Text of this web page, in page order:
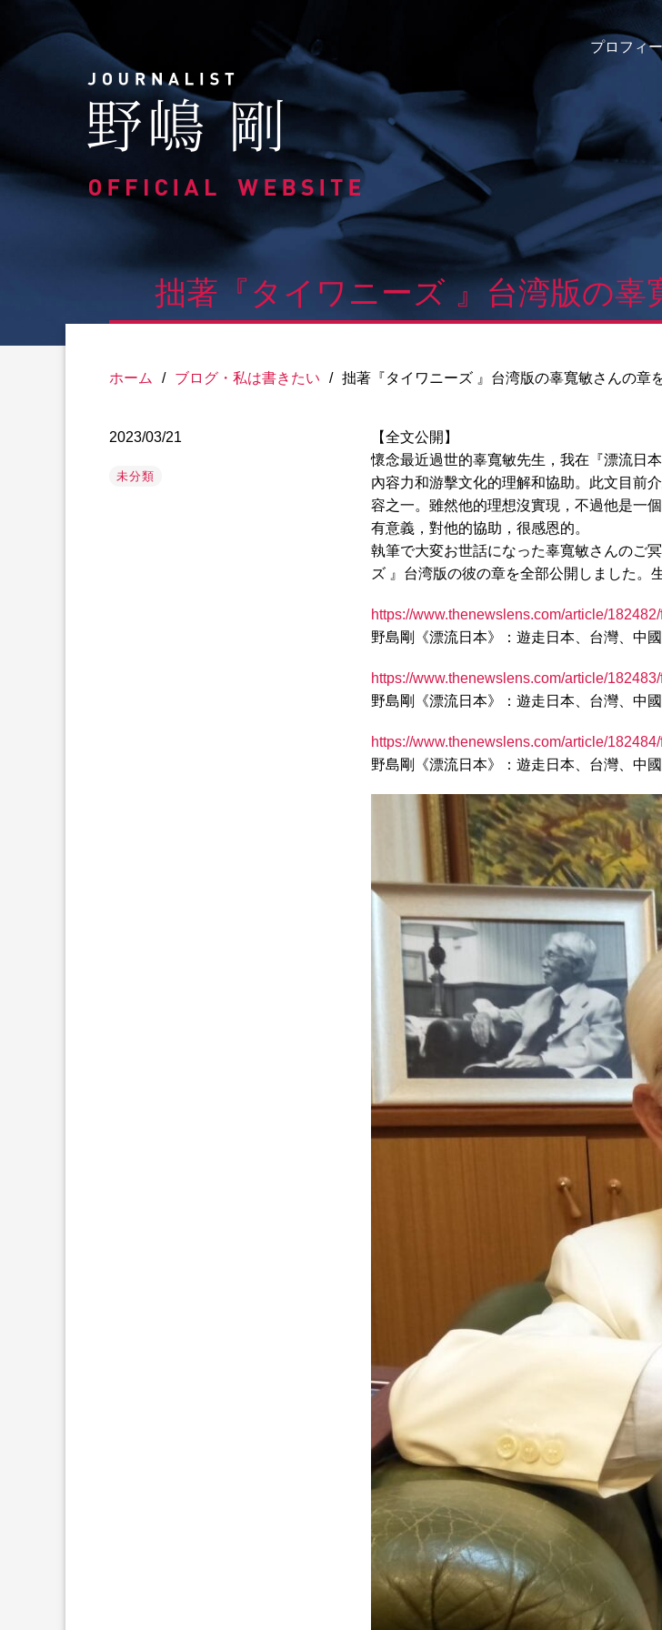
content
プロフィ
拙著『タイワニーズ 』台湾版の
ホーム / ブログ・私は書きたい / 拙著『タイワニーズ 』台湾版の辜寬敏さんの章
2023/03/21
未分類
【全文公開】
懷念最近過世的辜寬敏先生，我在『漂流日
內容力和游擊文化的理解和協助。此文目前
容之一。雖然他的理想沒實現，不過他是一
有意義，對他的協助，很感恩的。
執筆で大変お世話になった辜寬敏さんのご
ズ 』台湾版の彼の章を全部公開しました。
https://www.thenewslens.com/article/
野島剛《漂流日本》：遊走日本、台灣、中
https://www.thenewslens.com/article/
野島剛《漂流日本》：遊走日本、台灣、中
https://www.thenewslens.com/article/
野島剛《漂流日本》：遊走日本、台灣、中